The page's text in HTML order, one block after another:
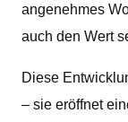
angenehmes
auch den Wert
Diese
– sie eröffnet